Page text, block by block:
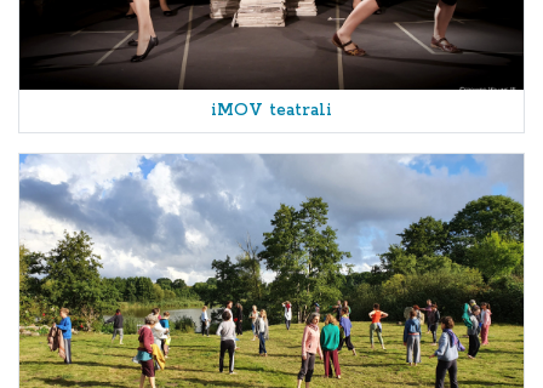
iMOV teatrali